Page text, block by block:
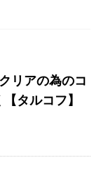
リアの為のコ
タルコフ】